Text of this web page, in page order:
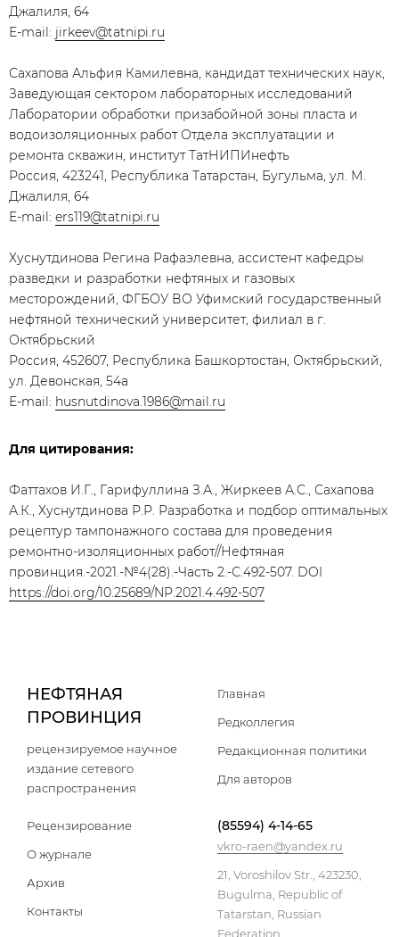
Джалиля, 64
E-mail: jirkeev@tatnipi.ru
Сахапова Альфия Камилевна, кандидат технических наук,
Заведующая сектором лабораторных исследований
Лаборатории обработки призабойной зоны пласта и
водоизоляционных работ Отдела эксплуатации и
ремонта скважин, институт ТатНИПИнефть
Россия, 423241, Республика Татарстан, Бугульма, ул. М.
Джалиля, 64
E-mail: ers119@tatnipi.ru
Хуснутдинова Регина Рафаэлевна, ассистент кафедры
разведки и разработки нефтяных и газовых
месторождений, ФГБОУ ВО Уфимский государственный
нефтяной технический университет, филиал в г.
Октябрьский
Россия, 452607, Республика Башкортостан, Октябрьский,
ул. Девонская, 54а
E-mail: husnutdinova.1986@mail.ru
Для цитирования:
Фаттахов И.Г., Гарифуллина З.А., Жиркеев А.С., Сахапова
А.К., Хуснутдинова Р.Р. Разработка и подбор оптимальных
рецептур тампонажного состава для проведения
ремонтно-изоляционных работ//Нефтяная
провинция.-2021.-№4(28).-Часть 2.-С.492-507. DOI
https://doi.org/10.25689/NP.2021.4.492-507
НЕФТЯНАЯ
ПРОВИНЦИЯ
рецензируемое научное
издание сетевого
распространения
Главная
Редколлегия
Редакционная политики
Для авторов
Рецензирование
О журнале
Архив
Контакты
(85594) 4-14-65
vkro-raen@yandex.ru
21, Voroshilov Str., 423230,
Bugulma, Republic of
Tatarstan, Russian
Federation